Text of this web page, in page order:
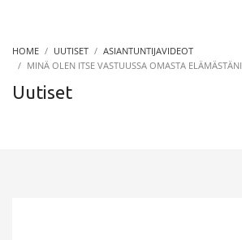
HOME UUTISET
ASIANTUNTIJAVIDEOT
MINÄ OLEN ITSE VASTUUSSA OMASTA ELÄMÄSTÄNI
Uutiset